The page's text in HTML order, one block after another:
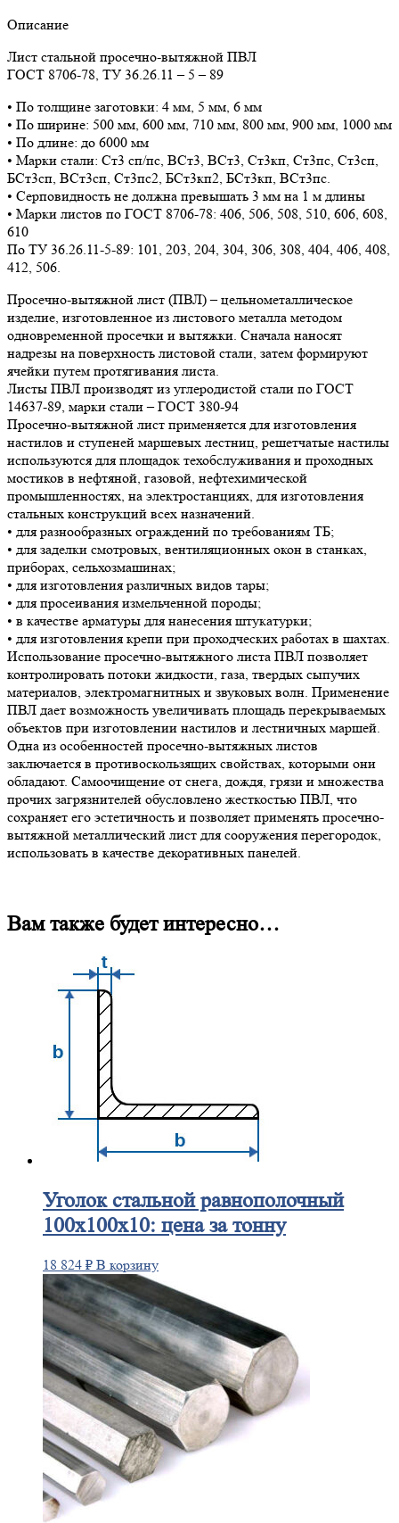
Описание
Лист стальной просечно-вытяжной ПВЛ
ГОСТ 8706-78, ТУ 36.26.11 – 5 – 89
• По толщине заготовки: 4 мм, 5 мм, 6 мм
• По ширине: 500 мм, 600 мм, 710 мм, 800 мм, 900 мм, 1000 мм
• По длине: до 6000 мм
• Марки стали: Ст3 сп/пс, ВСт3, ВСт3, Ст3кп, Ст3пс, Ст3сп,
БСт3сп, ВСт3сп, Ст3пс2, БСт3кп2, БСт3кп, ВСт3пс.
• Серповидность не должна превышать 3 мм на 1 м длины
• Марки листов по ГОСТ 8706-78: 406, 506, 508, 510, 606, 608,
610
По ТУ 36.26.11-5-89: 101, 203, 204, 304, 306, 308, 404, 406, 408,
412, 506.
Просечно-вытяжной лист (ПВЛ) – цельнометаллическое
изделие, изготовленное из листового металла методом
одновременной просечки и вытяжки. Сначала наносят
надрезы на поверхность листовой стали, затем формируют
ячейки путем протягивания листа.
Листы ПВЛ производят из углеродистой стали по ГОСТ
14637-89, марки стали – ГОСТ 380-94
Просечно-вытяжной лист применяется для изготовления
настилов и ступеней маршевых лестниц, решетчатые настилы
используются для площадок техобслуживания и проходных
мостиков в нефтяной, газовой, нефтехимической
промышленностях, на электростанциях, для изготовления
стальных конструкций всех назначений.
• для разнообразных ограждений по требованиям ТБ;
• для заделки смотровых, вентиляционных окон в станках,
приборах, сельхозмашинах;
• для изготовления различных видов тары;
• для просеивания измельченной породы;
• в качестве арматуры для нанесения штукатурки;
• для изготовления крепи при проходческих работах в шахтах.
Использование просечно-вытяжного листа ПВЛ позволяет
контролировать потоки жидкости, газа, твердых сыпучих
материалов, электромагнитных и звуковых волн. Применение
ПВЛ дает возможность увеличивать площадь перекрываемых
объектов при изготовлении настилов и лестничных маршей.
Одна из особенностей просечно-вытяжных листов
заключается в противоскользящих свойствах, которыми они
обладают. Самоочищение от снега, дождя, грязи и множества
прочих загрязнителей обусловлено жесткостью ПВЛ, что
сохраняет его эстетичность и позволяет применять просечно-
вытяжной металлический лист для сооружения перегородок,
использовать в качестве декоративных панелей.
Вам также будет интересно…
Уголокстальной равнополочный
100х100х10: цена за тонну
18 824 ₽ В корзину